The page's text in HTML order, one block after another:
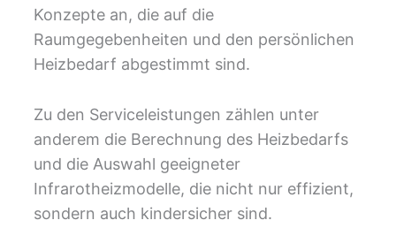
Konzepte an, die auf die
Raumgegebenheiten und den persönlichen
Heizbedarf abgestimmt sind.
Zu den Serviceleistungen zählen unter
anderem die Berechnung des Heizbedarfs
und die Auswahl geeigneter
Infrarotheizmodelle, die nicht nur effizient,
sondern auch kindersicher sind.